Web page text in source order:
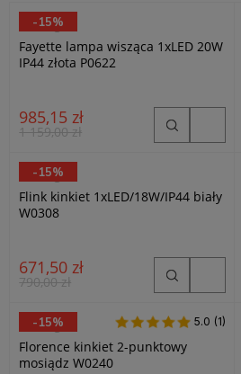
MaxLight
Fayette lampa wisząca 1xLED 20W
IP44 złota P0622
985,15 zł
1 159,00 zł
-15%
MaxLight
Flink kinkiet 1xLED/18W/IP44 biały
W0308
671,50 zł
790,00 zł
-15%
MaxLight
Florence kinkiet 2-punktowy
mosiądz W0240
5.0 (1)
5.0 (1)
-15%